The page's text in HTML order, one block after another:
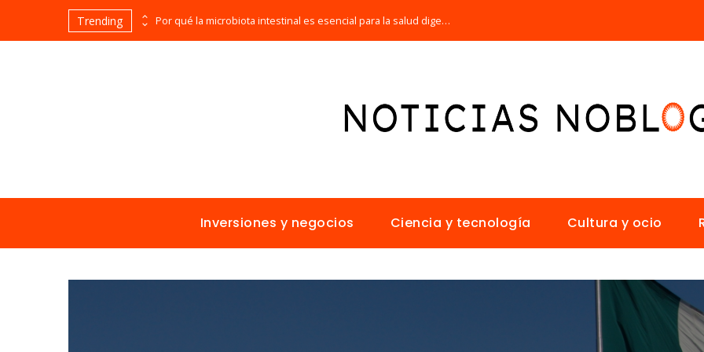
Trending Las 15 misiones espaciales fundamentales en la historia de la humanidad Por qué la microbiota intestinal es esencial para la salud digestiva
Inversiones y negocios Ciencia y tecnología Cultura y ocio